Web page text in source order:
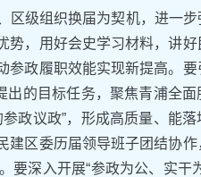
区级组织换届为契机，进一步
势，用好会史学习材料，讲好
参政履职效能实现新提高。要
出的目标任务，聚焦青浦全面
政议政”，形成高质量、能落
建区委历届领导班子团结协作
要深入开展“参政为公、实干